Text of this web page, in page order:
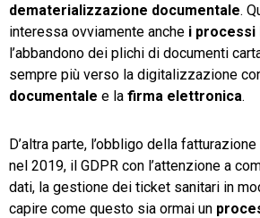
dematerializzazione documentale.
interessa ovviamente anche i processi
l’abbandono dei plichi di documenti
sempre più verso la digitalizzazione
documentale e la firma elettronica.
D’altra parte, l’obbligo della
nel 2019, il GDPR con l’attenzione a
dati, la gestione dei ticket sanitari in
capire come questo sia ormai un